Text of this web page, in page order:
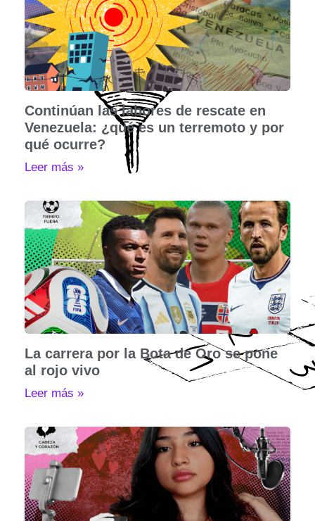
Continúan las labores de rescate en
Venezuela: ¿qué es un terremoto y por
qué ocurre?
Leer más »
La carrera por la Bota de Oro se pone
al rojo vivo
Leer más »